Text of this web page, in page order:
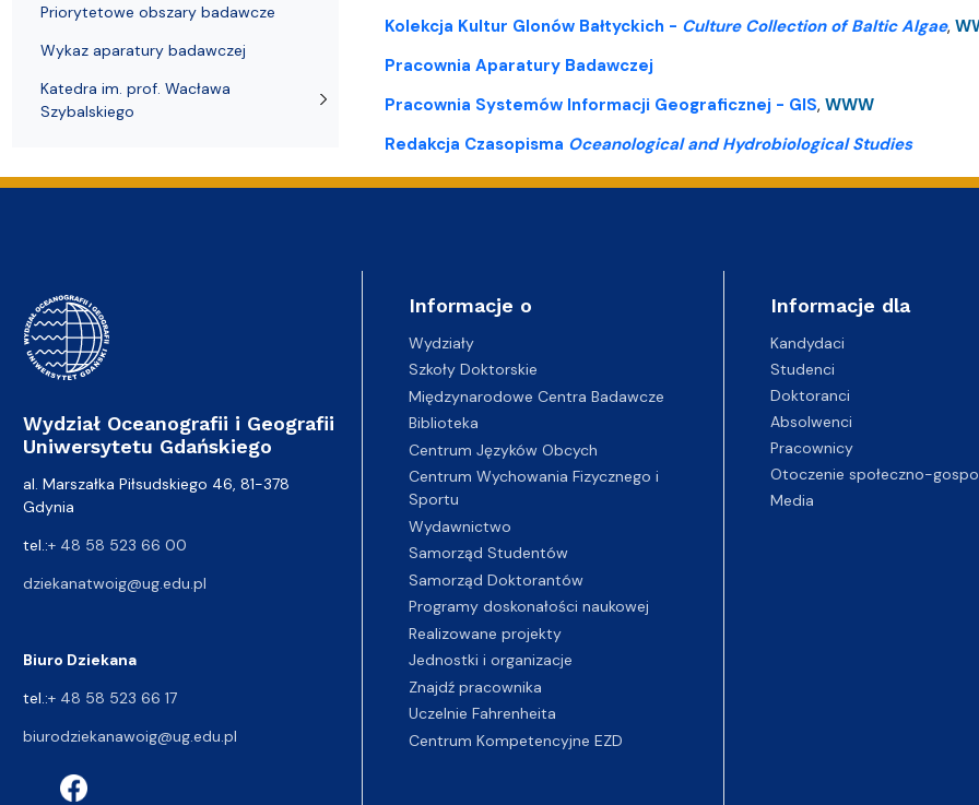
Kolekcja Kultur Glonów Bałtyckich - Culture Collection of Baltic Algae,
Pracownia Aparatury Badawczej
Pracownia Systemów Informacji Geograficznej - GIS, WWW
Redakcja Czasopisma Oceanological and Hydrobiological Studies
Priorytetowe obszary badawcze
Wykaz aparatury badawczej
Katedra im. prof. Wacława
Szybalskiego
Wydział Oceanografii i Geografii
Uniwersytetu Gdańskiego
al. Marszałka Piłsudskiego 46, 81-378
Gdynia
tel.:+ 48 58 523 66 00
dziekanatwoig@ug.edu.pl
Biuro Dziekana
tel.:+ 48 58 523 66 17
biurodziekanawoig@ug.edu.pl
Informacje o
Wydziały
Szkoły Doktorskie
Międzynarodowe Centra Badawcze
Biblioteka
Centrum Języków Obcych
Centrum Wychowania Fizycznego i
Sportu
Wydawnictwo
Samorząd Studentów
Samorząd Doktorantów
Programy doskonałości naukowej
Realizowane projekty
Jednostki i organizacje
Znajdź pracownika
Uczelnie Fahrenheita
Centrum Kompetencyjne EZD
Informacje dla
Kandydaci
Studenci
Doktoranci
Absolwenci
Pracownicy
Otoczenie społeczno-
Media